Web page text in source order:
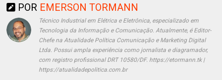
POR EMERSON TORMANN
Técnico Industrial em Elétrica e Eletrônica, especializado em
Tecnologia da Informação e Comunicação. Atualmente, é Editor-
Chefe na Atualidade Política Comunicação e Marketing Digital
Ltda. Possui ampla experiência como jornalista e diagramador,
com registro profissional DRT 10580/DF. https://etormann.tk |
https://atualidadepolitica.com.br